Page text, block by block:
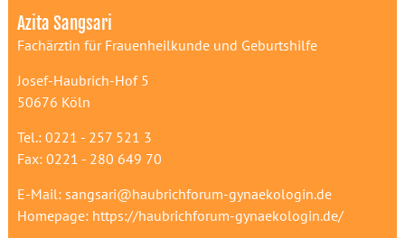
Azita Sangsari
Fachärztin für Frauenheilkunde und Geburtshilfe
Josef-Haubrich-Hof 5
50676 Köln
Tel.: 0221 - 257 521 3
Fax: 0221 - 280 649 70
E-Mail: sangsari@haubrichforum-gynaekologin.de
Homepage: https://haubrichforum-gynaekologin.de/